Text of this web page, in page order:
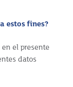
estos fines?
el presente
datos